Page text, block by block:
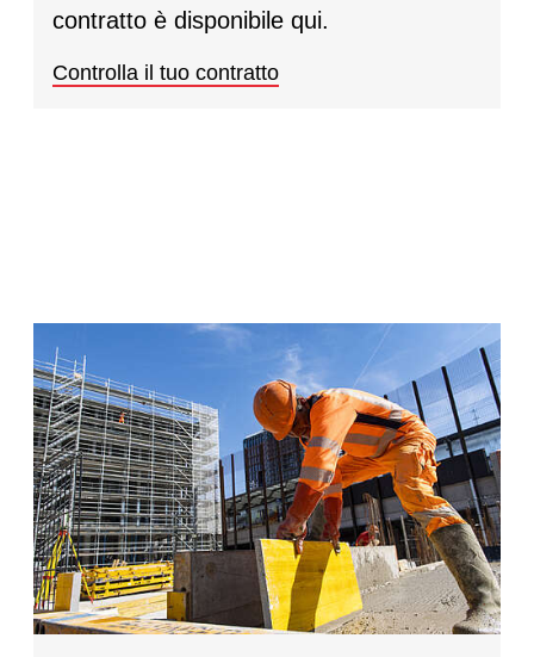
contratto è disponibile qui.
Controlla il tuo contratto